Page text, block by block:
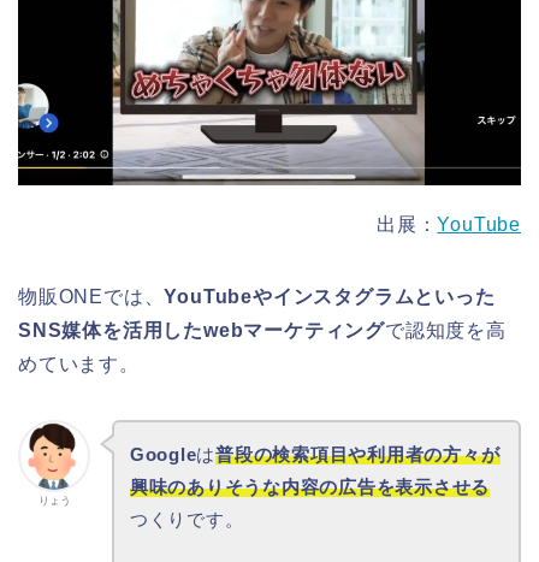
出展： YouTube
物販ONEでは、 YouTubeやインスタグラムといった
SNS媒体を活用したwebマーケティングで認知度を高
めています。
りょう
Googleは普段の検索項目や利用者の方々が
興味のありそうな内容の広告を表示させる
つくりです。